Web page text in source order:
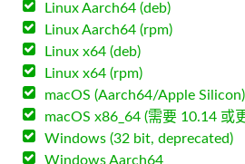
Linux Aarch64 (deb)
Linux Aarch64 (rpm)
Linux x64 (deb)
Linux x64 (rpm)
macOS (Aarch64/Apple Silicon)
macOS x86_64 (需要 10.14 或
Windows (32 bit, deprecated)
Windows Aarch64